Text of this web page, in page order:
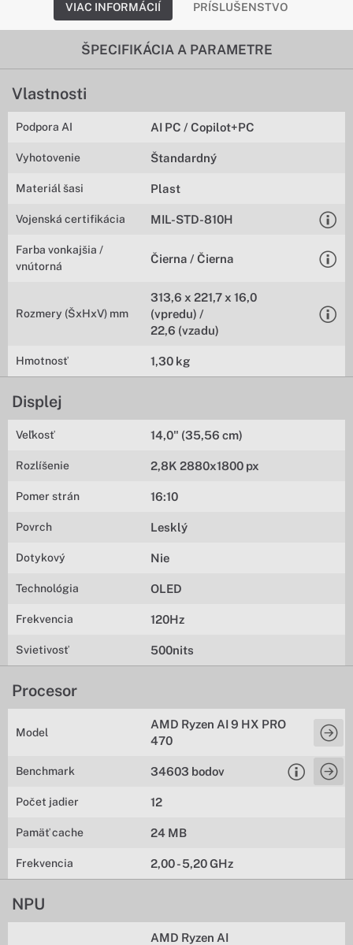
VIAC INFORMÁCIÍ PRÍSLUŠENSTVO
ŠPECIFIKÁCIA A PARAMETRE
Vlastnosti
Podpora AI AI PC / Copilot+PC
Vyhotovenie Štandardný
Materiál šasi Plast
Vojenská certifikácia MIL-STD-810H
Farba vonkajšia /
vnútorná
Čierna / Čierna
Rozmery (ŠxHxV) mm
313,6 x 221,7 x 16,0
(vpredu) /
22,6 (vzadu)
Hmotnosť 1,30 kg
Displej
Veľkosť 14,0" (35,56 cm)
Rozlíšenie 2,8K 2880x1800 px
Pomer strán 16:10
Povrch Lesklý
Dotykový Nie
Technológia OLED
Frekvencia 120Hz
Svietivosť 500nits
Procesor
Model
AMD Ryzen AI 9 HX PRO
470
Benchmark 34603 bodov
Počet jadier 12
Pamäť cache 24 MB
Frekvencia 2,00 - 5,20 GHz
NPU
AMD Ryzen AI